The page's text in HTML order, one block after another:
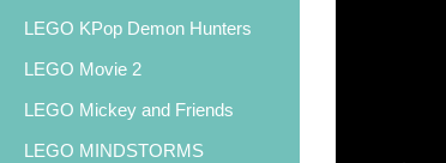
LEGO KPop Demon Hunters
LEGO Movie 2
LEGO Mickey and Friends
LEGO MINDSTORMS